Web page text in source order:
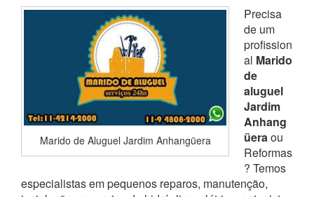
Marido de Aluguel Jardim Anhangüera
Precisa
de um
profission
al Marido
de
aluguel
Jardim
Anhang
üeraou
Reformas
? Temos
especialistas em pequenos reparos, manutenção,